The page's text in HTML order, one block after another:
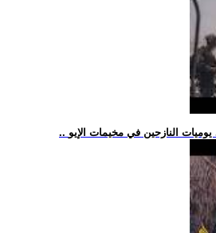
النازحين في مخيمات الإيو